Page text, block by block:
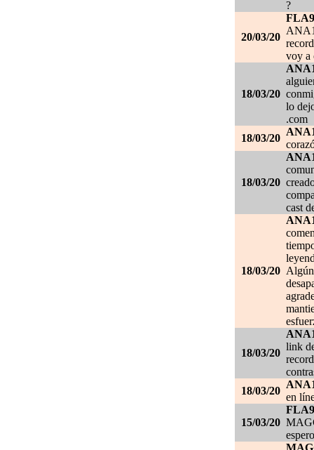
?
20/03/20
voy a
18/03/20
lo
.com
18/03/20
18/03/20
cast
18/03/20
18/03/20
link
18/03/20
en
15/03/20